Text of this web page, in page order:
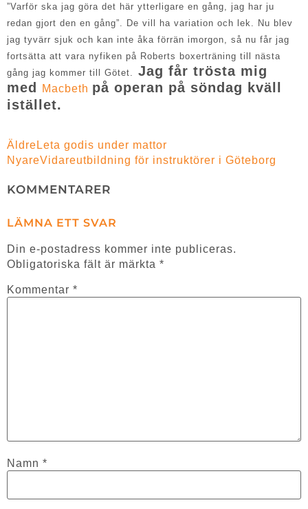
”Varför ska jag göra det här ytterligare en gång, jag har ju
redan gjort den en gång”. De vill ha variation och lek. Nu blev
jag tyvärr sjuk och kan inte åka förrän imorgon, så nu får jag
fortsätta att vara nyfiken på Roberts boxerträning till nästa
gång jag kommer till Götet.
Jag får trösta mig
med
Macbeth på operan på söndag kväll
istället.
Äldre Leta godis under mattor
NyareVidareutbildning för instruktörer i Göteborg
KOMMENTARER
LÄMNA ETT SVAR
Din e-postadress kommer inte publiceras.
Obligatoriska fält är märkta *
Kommentar *
Namn *